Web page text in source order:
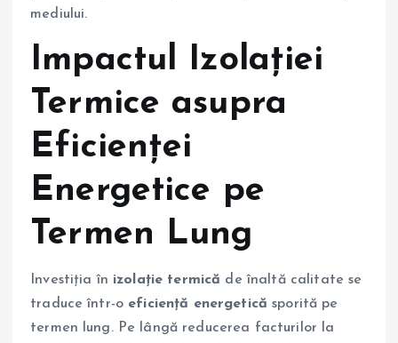
mediului.
Impactul Izolației
Termice asupra
Eficienței
Energetice pe
Termen Lung
Investiția în izolație termică de înaltă calitate se
traduce într-o eficiență energetică sporită pe
termen lung. Pe lângă reducerea facturilor la